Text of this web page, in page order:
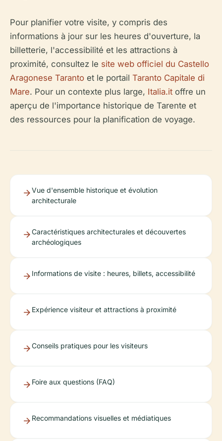
Pour planifier votre visite, y compris des
informations à jour sur les heures d'ouverture, la
billetterie, l'accessibilité et les attractions à
proximité, consultez le site web officiel du Castello
Aragonese Taranto et le portail Taranto Capitale di
Mare. Pour un contexte plus large, Italia.it offre un
aperçu de l'importance historique de Tarente et
des ressources pour la planification de voyage.
Vue d'ensemble historique et évolution
architecturale
Caractéristiques architecturales et découvertes
archéologiques
Informations de visite : heures, billets, accessibilité
Expérience visiteur et attractions à proximité
Conseils pratiques pour les visiteurs
Foire aux questions (FAQ)
Recommandations visuelles et médiatiques